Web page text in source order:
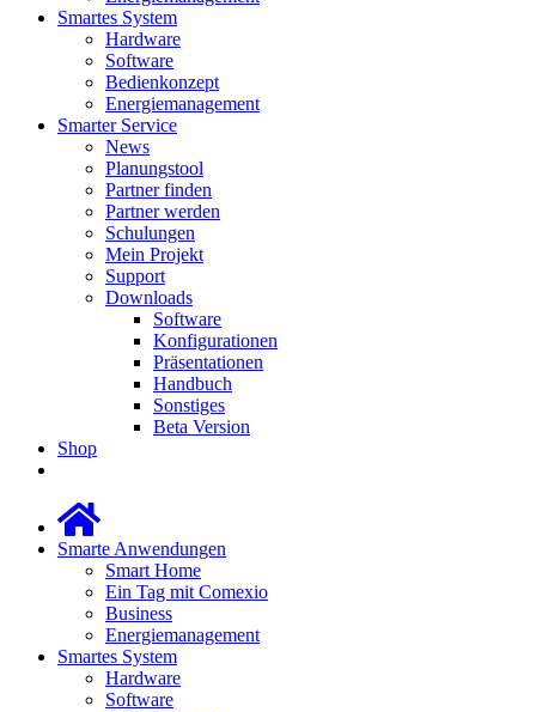
Smartes System
Hardware
Software
Bedienkonzept
Energiemanagement
Smarter Service
News
Planungstool
Partner finden
Partner werden
Schulungen
Mein Projekt
Support
Downloads
Software
Konfigurationen
Präsentationen
Handbuch
Sonstiges
Beta Version
Shop
Smarte Anwendungen
Smart Home
Ein Tag mit Comexio
Business
Energiemanagement
Smartes System
Hardware
Software